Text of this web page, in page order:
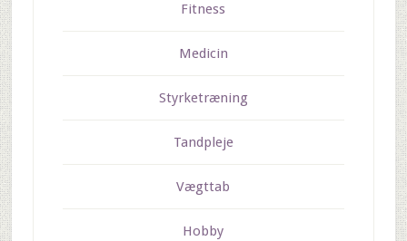
Fitness
Medicin
Styrketræning
Tandpleje
Vægttab
Hobby